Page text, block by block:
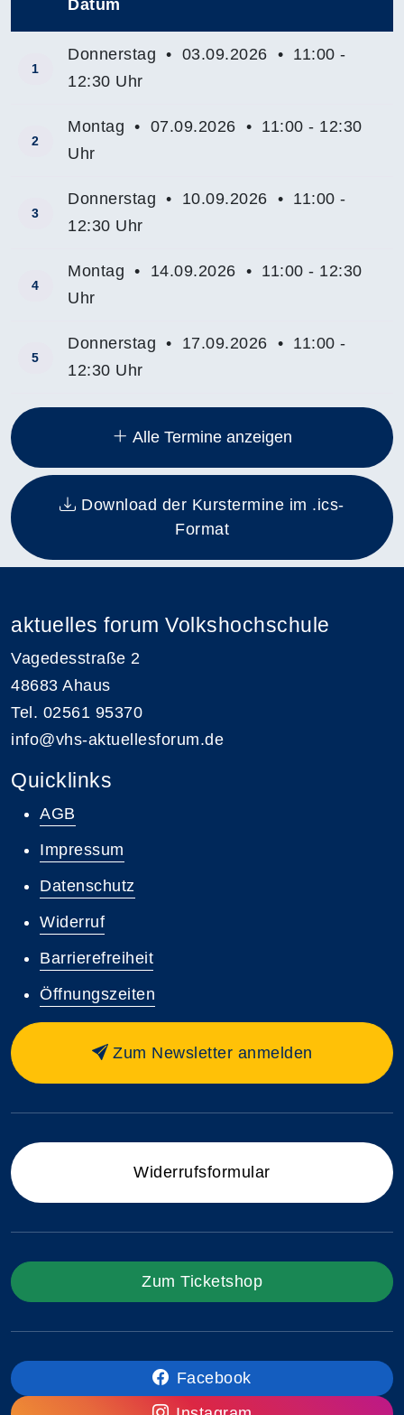
Insgesamt gibt es 27 Termine zum diesen Kurs
Datum
1
Donnerstag • 03.09.2026 • 11:00 -
12:30 Uhr
2
Montag • 07.09.2026 • 11:00 - 12:30
Uhr
3
Donnerstag • 10.09.2026 • 11:00 -
12:30 Uhr
4
Montag • 14.09.2026 • 11:00 - 12:30
Uhr
5
Donnerstag • 17.09.2026 • 11:00 -
12:30 Uhr
Alle Termine anzeigen
Download der Kurstermine im .ics-
Format
aktuelles forum Volkshochschule
Vagedesstraße 2
48683 Ahaus
Tel. 02561 95370
info@vhs-aktuellesforum.de
Quicklinks
AGB
Impressum
Datenschutz
Widerruf
Barrierefreiheit
Öffnungszeiten
Zum Newsletter anmelden
Widerrufsformular
Zum Ticketshop
Facebook